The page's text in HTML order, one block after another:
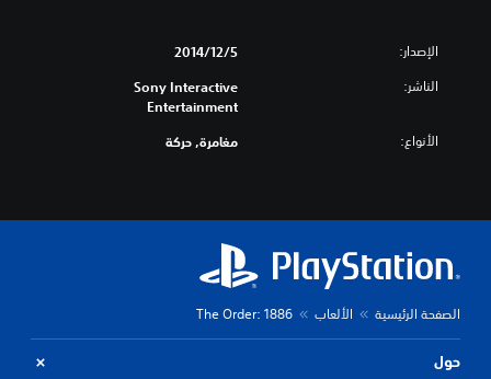
الإصدار: 5‏/12‏/2014
الناشر:
Sony Interactive
Entertainment
الأنواع: مغامرة, حركة
الصفحة الرئيسية الألعاب The Order: 1886
حول